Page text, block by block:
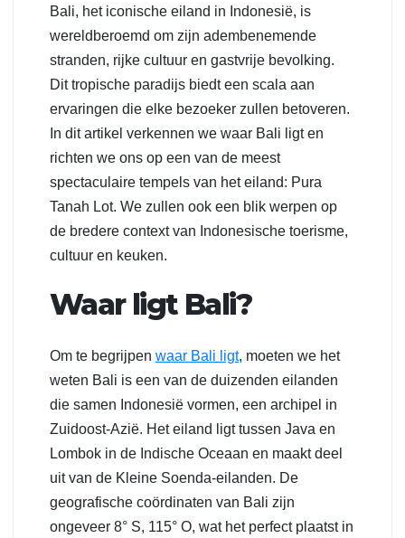
Bali, het iconische eiland in Indonesië, is
wereldberoemd om zijn adembenemende
stranden, rijke cultuur en gastvrije bevolking.
Dit tropische paradijs biedt een scala aan
ervaringen die elke bezoeker zullen betoveren.
In dit artikel verkennen we waar Bali ligt en
richten we ons op een van de meest
spectaculaire tempels van het eiland: Pura
Tanah Lot. We zullen ook een blik werpen op
de bredere context van Indonesische toerisme,
cultuur en keuken.
Waar ligt Bali?
Om te begrijpen waar Bali ligt, moeten we het
weten Bali is een van de duizenden eilanden
die samen Indonesië vormen, een archipel in
Zuidoost-Azië. Het eiland ligt tussen Java en
Lombok in de Indische Oceaan en maakt deel
uit van de Kleine Soenda-eilanden. De
geografische coördinaten van Bali zijn
ongeveer 8° S, 115° O, wat het perfect plaatst in